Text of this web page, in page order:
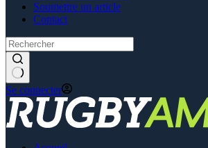
Soumettre un article
Contact
Se connecter